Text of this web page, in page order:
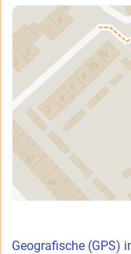
Geografische (GPS)